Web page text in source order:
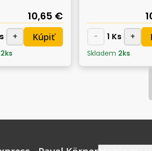
10,65 €
+ Kúpiť
2ks
- 1 Ks +
Skladem 2ks